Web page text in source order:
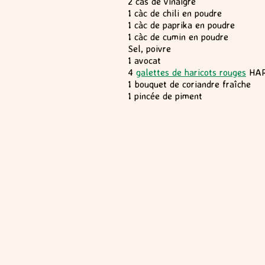
1 càc de chili en poudre
1 càc de paprika en poudre
1 càc de cumin en poudre
Sel, poivre
1 avocat
4 galettes de haricots rouges
1 bouquet de coriandre fraîche
1 pincée de piment